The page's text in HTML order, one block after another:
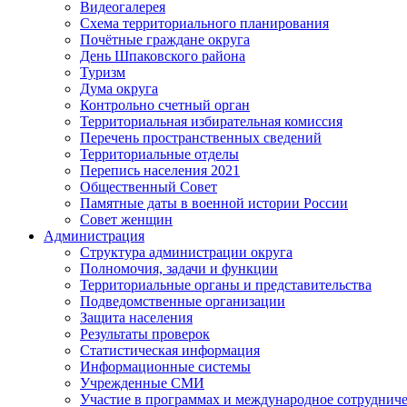
Видеогалерея
Схема территориального планирования
Почётные граждане округа
День Шпаковского района
Туризм
Дума округа
Контрольно счетный орган
Территориальная избирательная комиссия
Перечень пространственных сведений
Территориальные отделы
Перепись населения 2021
Общественный Совет
Памятные даты в военной истории России
Совет женщин
Администрация
Структура администрации округа
Полномочия, задачи и функции
Территориальные органы и представительства
Подведомственные организации
Защита населения
Результаты проверок
Статистическая информация
Информационные системы
Учрежденные СМИ
Участие в программах и международное